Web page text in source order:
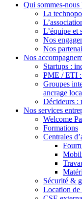
Qui sommes-nous
La
L’équipe et
Nos
Nos
Nos
Startups :
PME / ETI :
Groupes
ancrage
Décideurs :
Nos services
Welcome
Formations
Centrales
Sécurité &
Location de